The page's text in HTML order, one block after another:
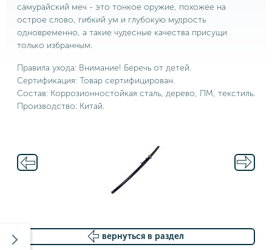
самурайский меч - это тонкое оружие, похожее на
острое слово, гибкий ум и глубокую мудрость
одновременно, а такие чудесные качества присущи
только избранным.
Правила ухода: Внимание! Беречь от детей.
Сертификация: Товар сертифицирован.
Состав: Коррозионностойкая сталь, дерево, ПМ, текстиль.
Производство: Китай.
вернуться в раздел